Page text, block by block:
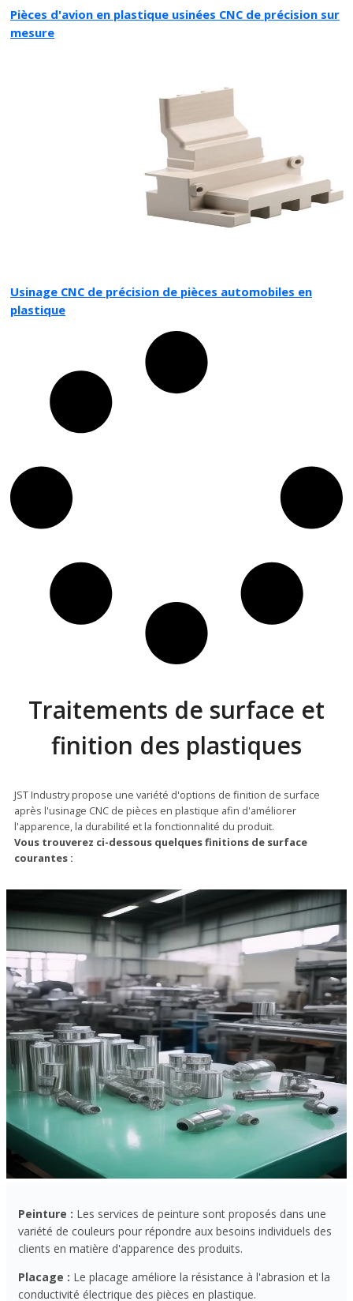
Pièces d'avion en plastique usinées CNC de précision sur
mesure
Usinage CNC de précision de pièces automobiles en
plastique
Traitements de surface et
finition des plastiques
JST Industry propose une variété d'options de finition de surface
après l'usinage CNC de pièces en plastique afin d'améliorer
l'apparence, la durabilité et la fonctionnalité du produit.
Vous trouverez ci-dessous quelques finitions de surface
courantes :
Peinture : Les services de peinture sont proposés dans une
variété de couleurs pour répondre aux besoins individuels des
clients en matière d'apparence des produits.
Placage : Le placage améliore la résistance à l'abrasion et la
conductivité électrique des pièces en plastique.